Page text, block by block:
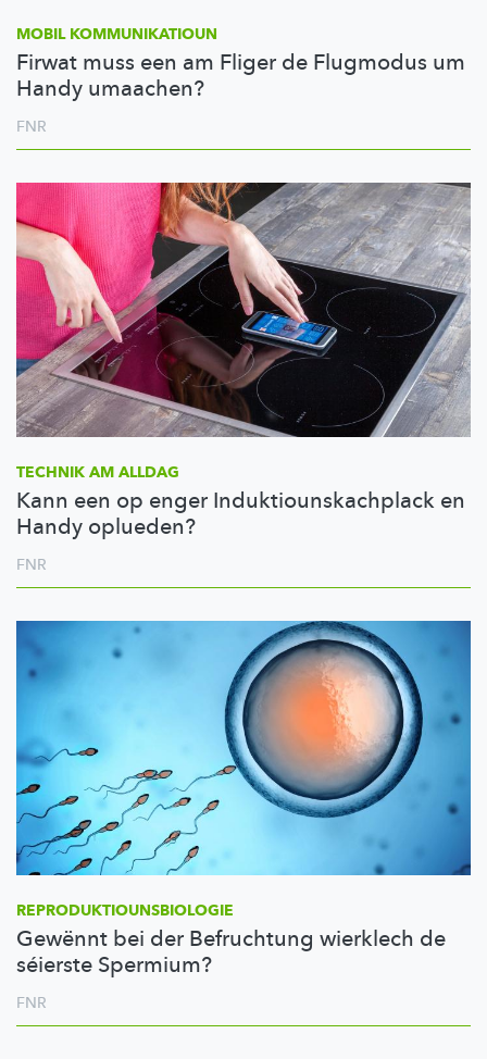
MOBIL KOMMUNIKATIOUN
Firwat muss een am Fliger de Flugmodus um
Handy umaachen?
FNR
TECHNIK AM ALLDAG
Kann een op enger Induktiounskachplack en
Handy oplueden?
FNR
REPRODUKTIOUNSBIOLOGIE
Gewënnt bei der Befruchtung wierklech de
séierste Spermium?
FNR